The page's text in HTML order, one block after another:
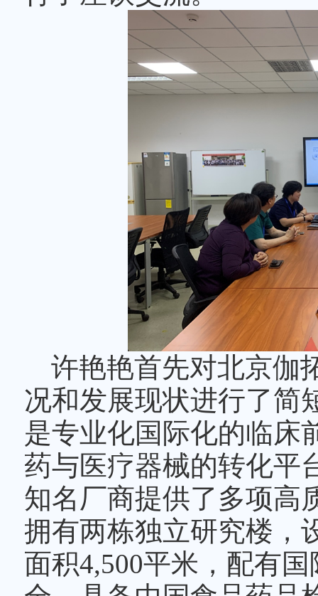
实验中心包括病理部
细胞培养室，公司副
器设备进行了简要介
行了座谈交流。
许艳艳首先对北京伽